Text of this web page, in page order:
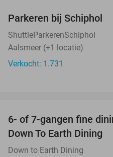
Parkeren bij Schiphol
ShuttleParkerenSchiphol
Aalsmeer (+1 locatie)
Verkocht: 1.731
6- of 7-gangen fine
Down To Earth Dining
Down to Earth Dining